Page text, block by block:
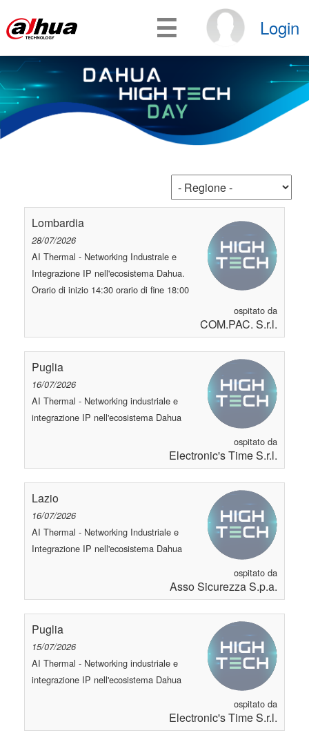
Login
☰
Lombardia
28/07/2026
AI Thermal - Networking Industrale e
Integrazione IP nell'ecosistema Dahua.
Orario di inizio 14:30 orario di fine 18:00
ospitato da
COM.PAC. S.r.l.
Puglia
16/07/2026
AI Thermal - Networking industriale e
integrazione IP nell'ecosistema Dahua
ospitato da
Electronic's Time S.r.l.
Lazio
16/07/2026
AI Thermal - Networking Industriale e
Integrazione IP nell'ecosistema Dahua
ospitato da
Asso Sicurezza S.p.a.
Puglia
15/07/2026
AI Thermal - Networking industriale e
integrazione IP nell'ecosistema Dahua
ospitato da
Electronic's Time S.r.l.